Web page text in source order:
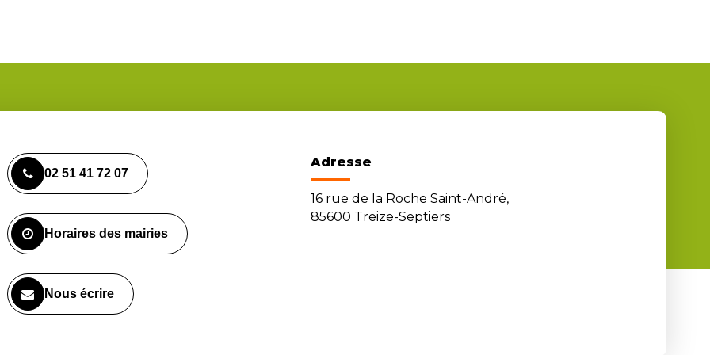
02 51 41 72 07
Horaires des mairies
Nous écrire
Adresse
16 rue de la Roche Saint-André,
85600 Treize-Septiers